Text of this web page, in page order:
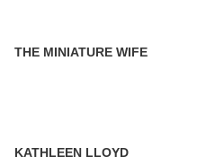
THE MINIATURE WIFE
KATHLEEN LLOYD